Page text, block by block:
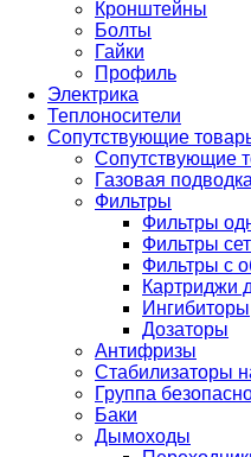
Кронштейны
Болты
Гайки
Профиль
Электрика
Теплоносители
Сопутствующие
Сопутствующие
Газовая подводка
Фильтры
Фильтры
Фильтры
Фильтры с
Картриджи
Ингибиторы
Дозаторы
Антифризы
Стабилизаторы
Группа
Баки
Дымоходы